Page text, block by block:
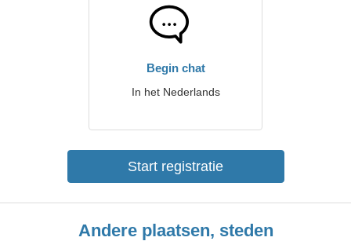
Begin chat
In het Nederlands
Start registratie
Andere plaatsen, steden